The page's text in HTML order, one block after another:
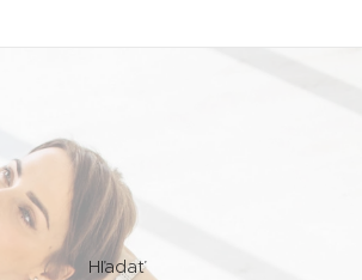
Hľadať